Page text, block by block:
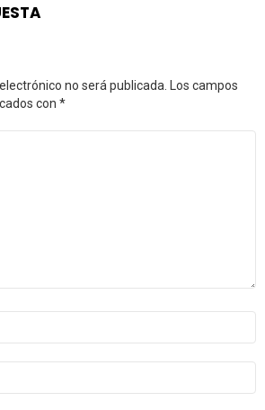
no será publicada.
Los campos
con *